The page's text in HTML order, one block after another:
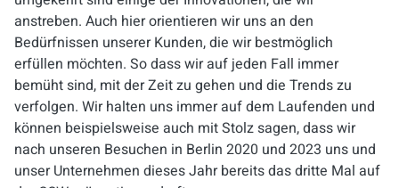
anstreben. Auch hier orientieren wir uns an den
Bedürfnissen unserer Kunden, die wir bestmöglich
erfüllen möchten. So dass wir auf jeden Fall immer
bemüht sind, mit der Zeit zu gehen und die Trends zu
verfolgen. Wir halten uns immer auf dem Laufenden und
können beispielsweise auch mit Stolz sagen, dass wir
nach unseren Besuchen in Berlin 2020 und 2023 uns und
unser Unternehmen dieses Jahr bereits das dritte Mal auf